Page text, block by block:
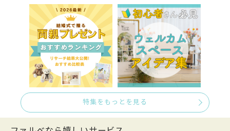
特集をもっとを見る